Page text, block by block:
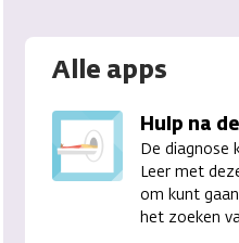
Alle apps
Hulp na
De diagnose
Leer met
om kunt
het zoeken